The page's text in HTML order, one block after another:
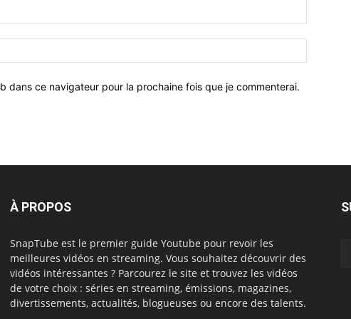
dans ce navigateur pour la prochaine fois que je commenterai.
À PROPOS
SnapTube est le premier guide Youtube pour revoir les
meilleures vidéos en streaming. Vous souhaitez découvrir des
vidéos intéressantes ? Parcourez le site et trouvez les vidéos
de votre choix : séries en streaming, émissions, magazines,
divertissements, actualités, blogueuses ou encore des talents.